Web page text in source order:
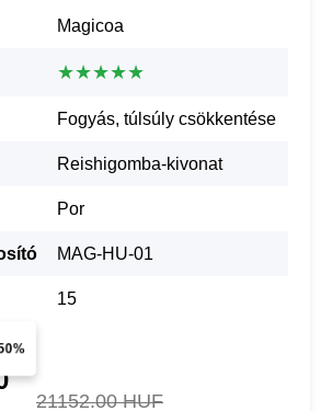
Magicoa
★★★★★
Fogyás, túlsúly csökkentése
Reishigomba-kivonat
Por
MAG-HU-01
15
21152.00 HUF